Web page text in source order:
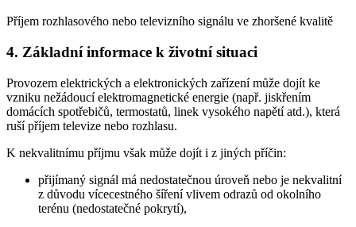
Příjem rozhlasového nebo televizního signálu ve zhoršené kvalitě
4. Základní informace k životní situaci
Provozem elektrických a elektronických zařízení může dojít ke
vzniku nežádoucí elektromagnetické energie (např. jiskřením
domácích spotřebičů, termostatů, linek vysokého napětí atd.), která
ruší příjem televize nebo rozhlasu.
K nekvalitnímu příjmu však může dojít i z jiných příčin:
přijímaný signál má nedostatečnou úroveň nebo je nekvalitní
z důvodu vícecestného šíření vlivem odrazů od okolního
terénu (nedostatečné pokrytí),